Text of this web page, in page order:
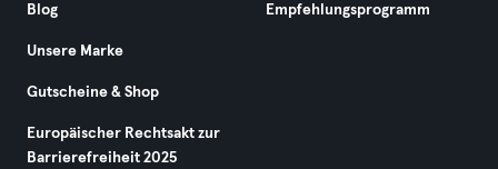
Blog
Unsere Marke
Gutscheine & Shop
Europäischer Rechtsakt zur
Barrierefreiheit 2025
Empfehlungsprogramm